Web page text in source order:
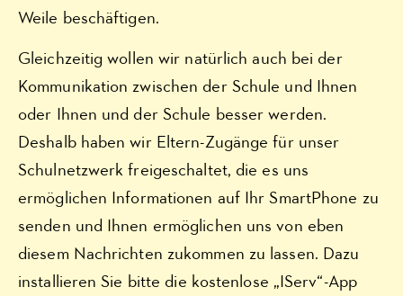
Weile beschäftigen.
Gleichzeitig wollen wir natürlich auch bei der
Kommunikation zwischen der Schule und Ihnen
oder Ihnen und der Schule besser werden.
Deshalb haben wir Eltern-Zugänge für unser
Schulnetzwerk freigeschaltet, die es uns
ermöglichen Informationen auf Ihr SmartPhone zu
senden und Ihnen ermöglichen uns von eben
diesem Nachrichten zukommen zu lassen. Dazu
installieren Sie bitte die kostenlose „IServ“-App